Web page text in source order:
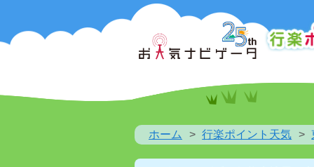
ホーム 行楽ポイント天気